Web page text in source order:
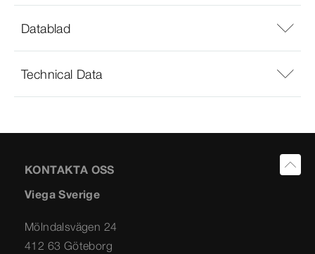
Datablad
Technical Data
KONTAKTA OSS
Viega Sverige
Mölndalsvägen 24
412 63 Göteborg